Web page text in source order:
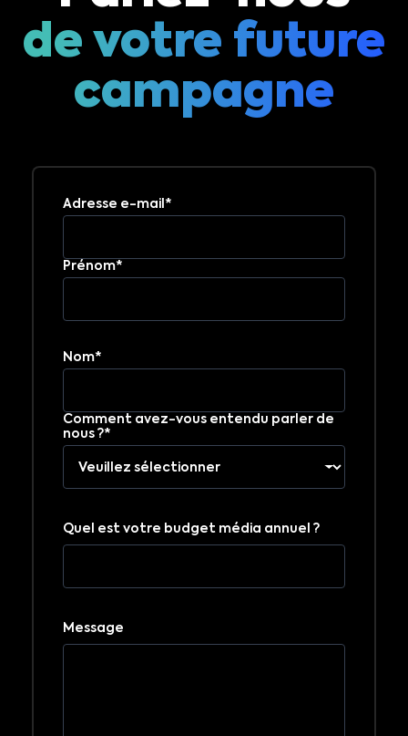
de votre future
campagne
Adresse e-mail*
Prénom*
Nom*
Comment avez-vous entendu parler de
nous ?*
Quel est votre budget média annuel ?
Message